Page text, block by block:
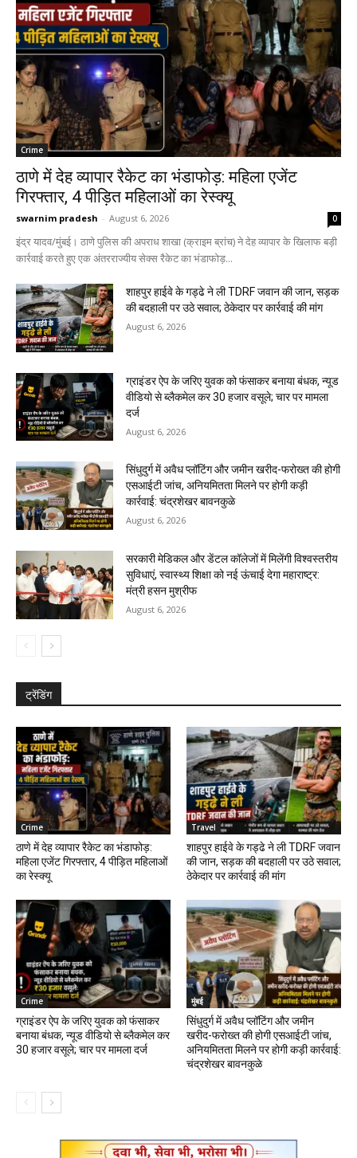
Crime
ठाणे में देह व्यापार रैकेट का भंडाफोड़: महिला एजेंट
गिरफ्तार, 4 पीड़ित महिलाओं का रेस्क्यू
swarnim pradesh - August 6, 2026 0
इंद्र यादव/मुंबई। ठाणे पुलिस की अपराध शाखा (क्राइम ब्रांच) ने देह व्यापार के खिलाफ बड़ी
कार्रवाई करते हुए एक अंतरराज्यीय सेक्स रैकेट का भंडाफोड़...
शाहपुर हाईवे के गड्ढे ने ली TDRF जवान की जान, सड़क
की बदहाली पर उठे सवाल; ठेकेदार पर कार्रवाई की मांग
August 6, 2026
ग्राइंडर ऐप के जरिए युवक को फंसाकर बनाया बंधक, न्यूड
वीडियो से ब्लैकमेल कर ₹30 हजार वसूले; चार पर मामला
दर्ज
August 6, 2026
सिंधुदुर्ग में अवैध प्लॉटिंग और जमीन खरीद-फरोख्त की होगी
एसआईटी जांच, अनियमितता मिलने पर होगी कड़ी
कार्रवाई: चंद्रशेखर बावनकुळे
August 6, 2026
सरकारी मेडिकल और डेंटल कॉलेजों में मिलेंगी विश्वस्तरीय
सुविधाएं, स्वास्थ्य शिक्षा को नई ऊंचाई देगा महाराष्ट्र:
मंत्री हसन मुश्रीफ
August 6, 2026
ट्रेंडिंग
Crime
ठाणे में देह व्यापार रैकेट का भंडाफोड़:
महिला एजेंट गिरफ्तार, 4 पीड़ित महिलाओं
का रेस्क्यू
Travel
शाहपुर हाईवे के गड्ढे ने ली TDRF जवान
की जान, सड़क की बदहाली पर उठे सवाल;
ठेकेदार पर कार्रवाई की मांग
Crime
ग्राइंडर ऐप के जरिए युवक को फंसाकर
बनाया बंधक, न्यूड वीडियो से ब्लैकमेल कर
₹30 हजार वसूले; चार पर मामला दर्ज
मुंबई
सिंधुदुर्ग में अवैध प्लॉटिंग और जमीन
खरीद-फरोख्त की होगी एसआईटी जांच,
अनियमितता मिलने पर होगी कड़ी कार्रवाई:
चंद्रशेखर बावनकुळे